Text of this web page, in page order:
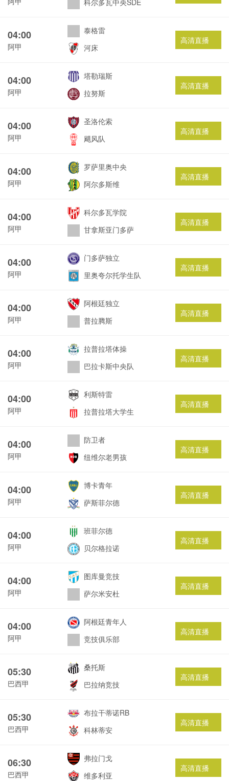
科尔多瓦中央SDE
04:00
阿甲
泰格雷
河床
高清直播
04:00
阿甲
塔勒瑞斯
拉努斯
高清直播
04:00
阿甲
圣洛伦索
飓风队
高清直播
04:00
阿甲
罗萨里奥中央
阿尔多斯维
高清直播
04:00
阿甲
科尔多瓦学院
甘拿斯亚门多萨
高清直播
04:00
阿甲
门多萨独立
里奥夸尔托学生队
高清直播
04:00
阿甲
阿根廷独立
普拉腾斯
高清直播
04:00
阿甲
拉普拉塔体操
巴拉卡斯中央队
高清直播
04:00
阿甲
利斯特雷
拉普拉塔大学生
高清直播
04:00
阿甲
防卫者
纽维尔老男孩
高清直播
04:00
阿甲
博卡青年
萨斯菲尔德
高清直播
04:00
阿甲
班菲尔德
贝尔格拉诺
高清直播
04:00
阿甲
图库曼竞技
萨尔米安杜
高清直播
04:00
阿甲
阿根廷青年人
竞技俱乐部
高清直播
05:30
巴西甲
桑托斯
巴拉纳竞技
高清直播
05:30
巴西甲
布拉干蒂诺RB
科林蒂安
高清直播
06:30
巴西甲
弗拉门戈
维多利亚
高清直播